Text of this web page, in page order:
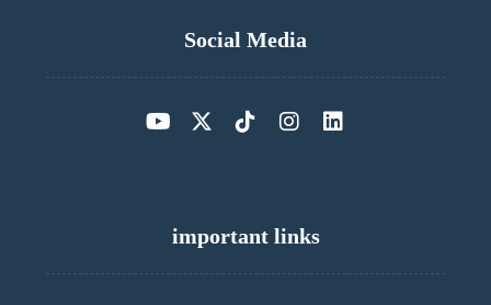
Social Media
important links